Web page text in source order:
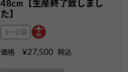
48cm【生産終了致しまし
た】
1〜2泊
価格 ¥27,500 税込